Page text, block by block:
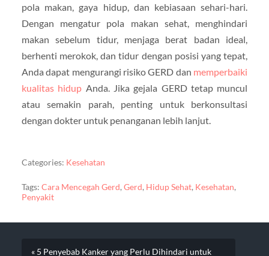
pola makan, gaya hidup, dan kebiasaan sehari-hari.
Dengan mengatur pola makan sehat, menghindari
makan sebelum tidur, menjaga berat badan ideal,
berhenti merokok, dan tidur dengan posisi yang tepat,
Anda dapat mengurangi risiko GERD dan memperbaiki
kualitas hidup Anda. Jika gejala GERD tetap muncul
atau semakin parah, penting untuk berkonsultasi
dengan dokter untuk penanganan lebih lanjut.
Categories: Kesehatan
Tags: Cara Mencegah Gerd, Gerd, Hidup Sehat, Kesehatan,
Penyakit
« 5 Penyebab Kanker yang Perlu Dihindari untuk